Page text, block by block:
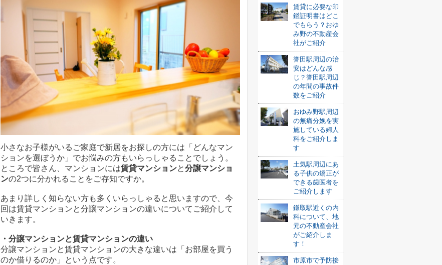
小さなお子様がいるご家庭で新居をお探しの方には「どんなマン
ションを選ぼうか」でお悩みの方もいらっしゃることでしょう。
ところで皆さん、マンションには賃貸マンションと分譲マンショ
ンの2つに分かれることをご存知ですか。
あまり詳しく知らない方も多くいらっしゃると思いますので、今
回は賃貸マンションと分譲マンションの違いについてご紹介して
いきます。
・分譲マンションと賃貸マンションの違い
分譲マンションと賃貸マンションの大きな違いは「お部屋を買う
のか借りるのか」という点です。
賃貸に必要な印
鑑証明書はどこ
でもらう？おゆ
み野の不動産会
社がご紹介
誉田駅周辺の治
安はどんな感
じ？誉田駅周辺
の年間の事故件
数をご紹介
おゆみ野駅周辺
の無痛分娩を実
施している婦人
科をご紹介しま
す
土気駅周辺にあ
る子供の矯正が
できる歯医者を
ご紹介します
鎌取駅近くの内
科について、地
元の不動産会社
がご紹介しま
す！
市原市で予防接